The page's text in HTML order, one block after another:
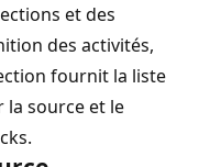
et des
des activités,
fournit la liste
la source et le